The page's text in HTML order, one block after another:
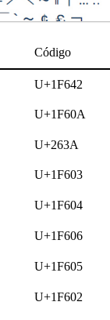
Código
U+1F642
U+1F60A
U+263A
U+1F603
U+1F604
U+1F606
U+1F605
U+1F602